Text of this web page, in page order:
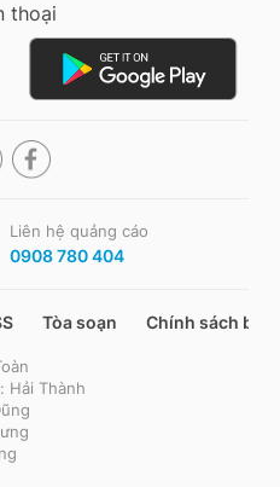
thoại
Liên hệ quảng cáo
0908 780 404
Tòa soạn Chính sách bảo
Hải Thành